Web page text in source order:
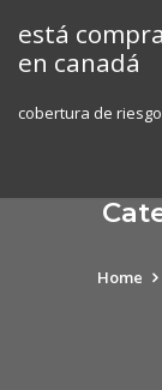
content
está
en canadá
cobertura de
Home